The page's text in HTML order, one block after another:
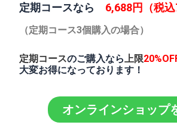
定期コースなら 6,688円（税込
（定期コース3個購入の場合）
定期コースのご購入なら上限
大変お得になっております！
オンラインショップ